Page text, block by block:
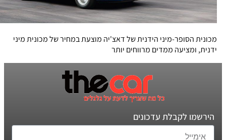
מכונית הסופר-מיני הידנית של דאצ'יה מוצעת במחיר של מכונית מיני
ידנית, ומציעה ממדים מרווחים יותר
הירשמו לקבלת עדכונים